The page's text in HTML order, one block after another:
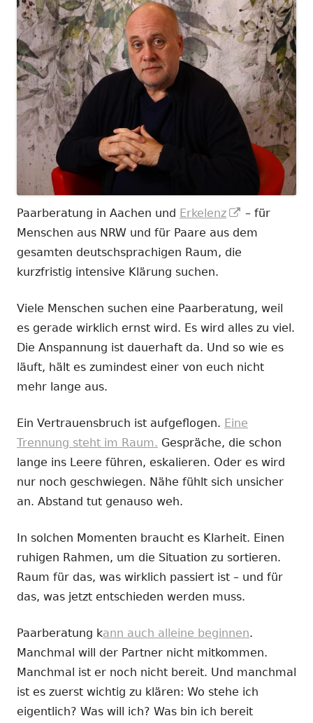
Paarberatung in Aachen und Erkelenz
In
neuem
– für
Menschen aus NRW und für Paare aus dem
gesamten deutschsprachigen Raum, die
kurzfristig intensive Klärung suchen.
Viele Menschen suchen eine Paarberatung, weil
es gerade wirklich ernst wird. Es wird alles zu viel.
Die Anspannung ist dauerhaft da. Und so wie es
läuft, hält es zumindest einer von euch nicht
mehr lange aus.
Ein Vertrauensbruch ist aufgeflogen. Eine
Trennung steht im Raum. Gespräche, die schon
lange ins Leere führen, eskalieren. Oder es wird
nur noch geschwiegen. Nähe fühlt sich unsicher
an. Abstand tut genauso weh.
In solchen Momenten braucht es Klarheit. Einen
ruhigen Rahmen, um die Situation zu sortieren.
Raum für das, was wirklich passiert ist – und für
das, was jetzt entschieden werden muss.
Paarberatung kann auch alleine beginnen.
Manchmal will der Partner nicht mitkommen.
Manchmal ist er noch nicht bereit. Und manchmal
ist es zuerst wichtig zu klären: Wo stehe ich
eigentlich? Was will ich? Was bin ich bereit